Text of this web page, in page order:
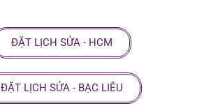
ĐẶT LỊCH SỬA - HCM
ĐẶT LỊCH SỬA - BẠC LIÊU